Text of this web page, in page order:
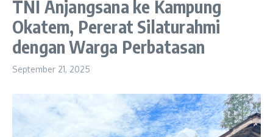
TNI Anjangsana ke Kampung
Okatem, Pererat Silaturahmi
dengan Warga Perbatasan
September 21, 2025